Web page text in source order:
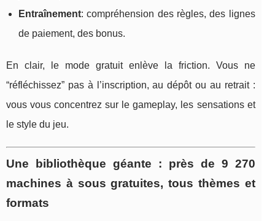
Entraînement: compréhension des règles, des lignes
de paiement, des bonus.
En clair, le mode gratuit enlève la friction. Vous ne
“réfléchissez” pas à l’inscription, au dépôt ou au retrait :
vous vous concentrez sur le gameplay, les sensations et
le style du jeu.
Une bibliothèque géante : près de 9 270
machines à sous gratuites, tous thèmes et
formats